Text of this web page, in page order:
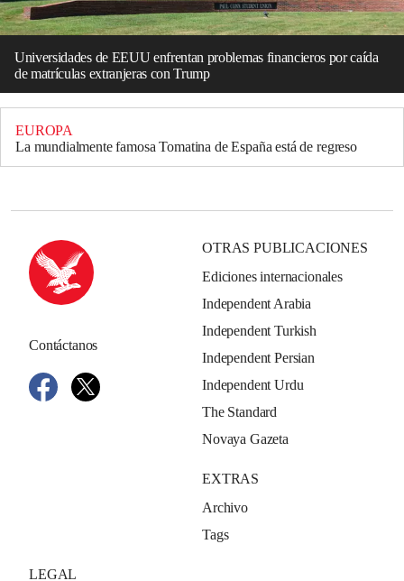
Universidades de EEUU enfrentan problemas financieros por caída
de matrículas extranjeras con Trump
EUROPA
La mundialmente famosa Tomatina de España está de regreso
Contáctanos
OTRAS PUBLICACIONES
Ediciones internacionales
Independent Arabia
Independent Turkish
Independent Persian
Independent Urdu
The Standard
Novaya Gazeta
EXTRAS
Archivo
Tags
LEGAL